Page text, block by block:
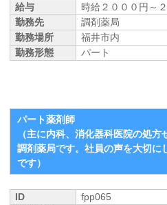
給与
時給２０００円～
勤務先
調剤薬局
勤務場所
福井市内
勤務形態
パート
パート薬剤師
（主に内科、消化器科医院の処
調剤薬局です。社員の声を大切に
です）
ID
fpp065